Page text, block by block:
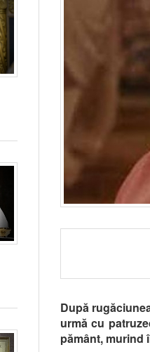
După
urmă cu
pământ, murind